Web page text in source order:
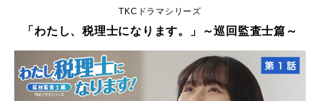
TKCドラマシリーズ
「わたし、税理士になります。」～巡回監査士篇～